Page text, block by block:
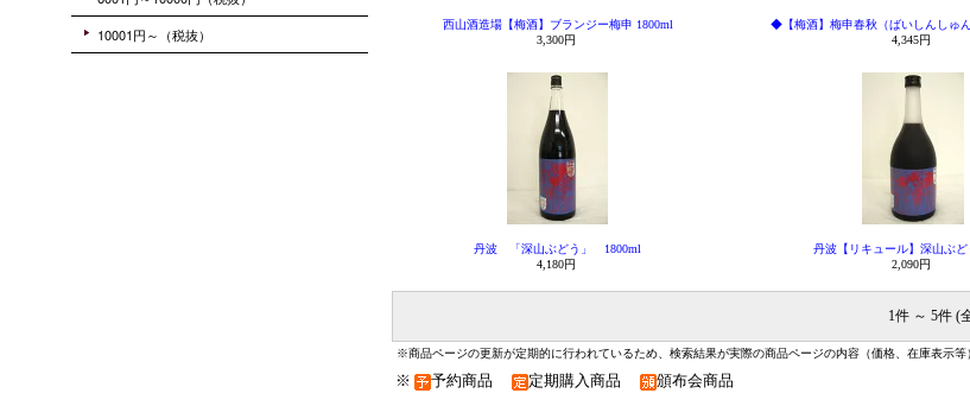
西山酒造場【梅酒】ブランジー梅申 1800ml
3,300円
◆【梅酒】梅申春秋（ばいしんしゅ
4,345円
丹波 「深山ぶどう」 1800ml
4,180円
丹波【リキュール】深山ぶど
2,090円
1件 ～ 5件 (
※商品ページの更新が定期的に行われているため、検索結果が実際の商品ページの内容（価格、在庫表示等
※ 予約商品 定期購入商品 頒布会商品